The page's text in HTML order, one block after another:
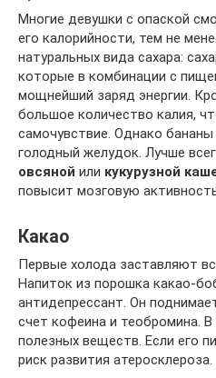
Многие девушки с опаской
его калорийности, тем не
натуральных вида сахара:
которые в комбинации с
мощнейший заряд энергии.
большое количество калия,
самочувствие. Однако бананы
голодный желудок. Лучше
овсяной или кукурузной
повысит мозговую
Какао
Первые холода заставляют
Напиток из порошка какао-
антидепрессант. Он
счет кофеина и теобромина.
полезных веществ. Если его
риск развития атеросклероза.